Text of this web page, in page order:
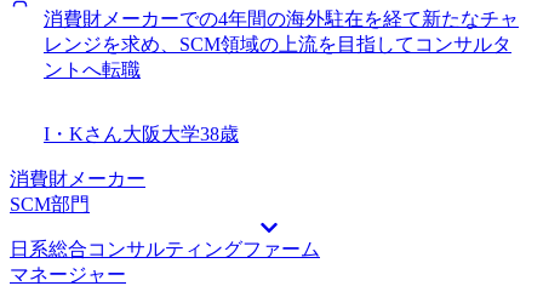
消費財メーカーでの4年間の海外駐在を経て新たなチャ
レンジを求め、SCM領域の上流を目指してコンサルタ
ントへ転職
I・Kさん大阪大学38歳
消費財メーカー
SCM部門
日系総合コンサルティングファーム
マネージャー